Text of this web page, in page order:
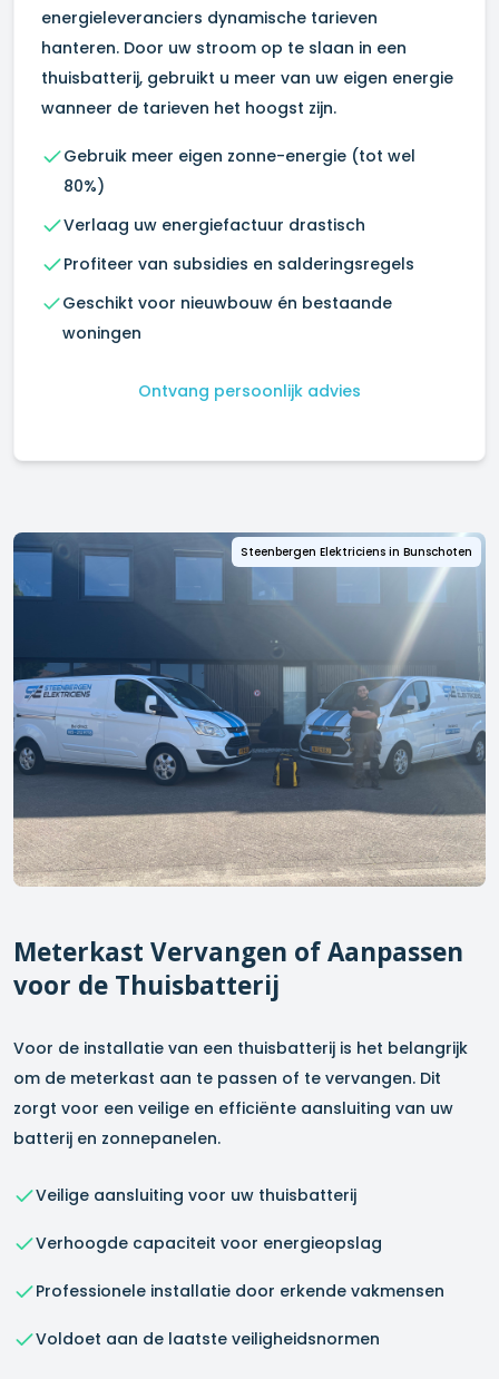
energieleveranciers dynamische tarieven
hanteren. Door uw stroom op te slaan in een
thuisbatterij, gebruikt u meer van uw eigen energie
wanneer de tarieven het hoogst zijn.
Gebruik meer eigen zonne-energie (tot wel
80%)
Verlaag uw energiefactuur drastisch
Profiteer van subsidies en salderingsregels
Geschikt voor nieuwbouw én bestaande
woningen
Ontvang persoonlijk advies
Steenbergen Elektriciens in Bunschoten
Meterkast Vervangen of Aanpassen
voor de Thuisbatterij
Voor de installatie van een thuisbatterij is het belangrijk
om de meterkast aan te passen of te vervangen. Dit
zorgt voor een veilige en efficiënte aansluiting van uw
batterij en zonnepanelen.
Veilige aansluiting voor uw thuisbatterij
Verhoogde capaciteit voor energieopslag
Professionele installatie door erkende vakmensen
Voldoet aan de laatste veiligheidsnormen